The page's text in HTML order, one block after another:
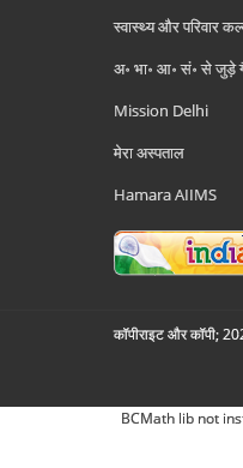
स्वास्थ्य और परिवार
अ॰ भा॰ आ॰ सं॰ से जुड़े
Mission Delhi
मेरा अस्पताल
Hamara AIIMS
कॉपीराइट और कॉपी;
BCMath lib not